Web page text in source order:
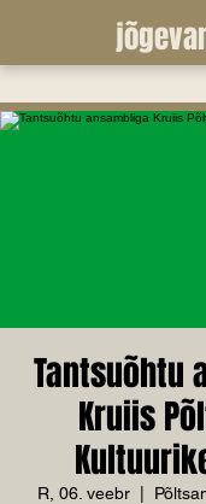
Tantsuõhtu
Kruiis
R, 06. veebr
  |